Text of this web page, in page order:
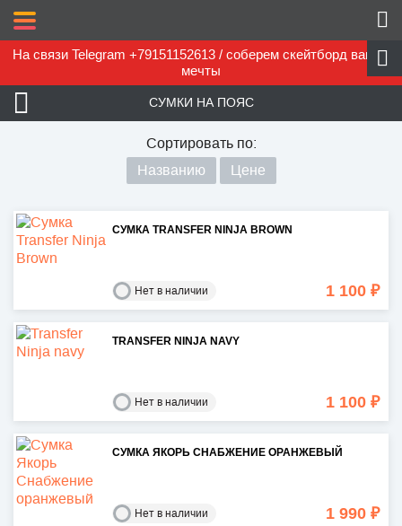
На связи Telegram +79151152613 / соберем скейтборд вашей
мечты
СУМКИ НА ПОЯС
Сортировать по:
Названию
Цене
СУМКА TRANSFER NINJA BROWN
Нет в наличии 1 100 ₽
TRANSFER NINJA NAVY
Нет в наличии 1 100 ₽
СУМКА ЯКОРЬ СНАБЖЕНИЕ ОРАНЖЕВЫЙ
Нет в наличии 1 990 ₽